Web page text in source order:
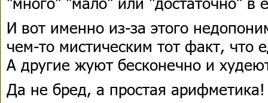
И вот именно из-за этого
чем-то мистическим тот факт, что
А другие жуют бесконечно и
Да не бред, а простая арифметика!